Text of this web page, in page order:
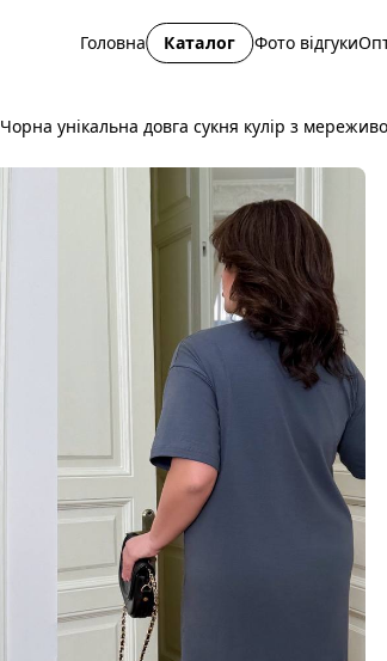
Головна Каталог Фото відгуки
Чорна унікальна довга сукня кулір з